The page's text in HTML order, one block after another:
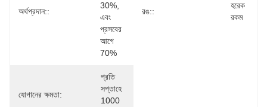
অর্থপ্রদান::
30%,
এবং
প্রসবের
আগে
70%
রঙ::
হরেক
রকম
যোগানের ক্ষমতা:
প্রতি
সপ্তাহে
1000